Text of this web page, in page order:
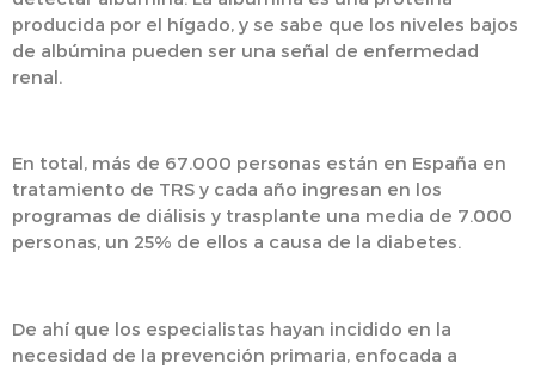
producida por el hígado, y se sabe que los niveles bajos
de albúmina pueden ser una señal de enfermedad
renal.
En total, más de 67.000 personas están en España en
tratamiento de TRS y cada año ingresan en los
programas de diálisis y trasplante una media de 7.000
personas, un 25% de ellos a causa de la diabetes.
De ahí que los especialistas hayan incidido en la
necesidad de la prevención primaria, enfocada a